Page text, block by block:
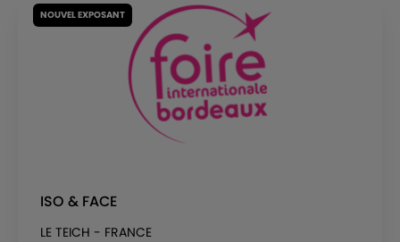
NOUVEL EXPOSANT
ISO & FACE
LE TEICH - FRANCE